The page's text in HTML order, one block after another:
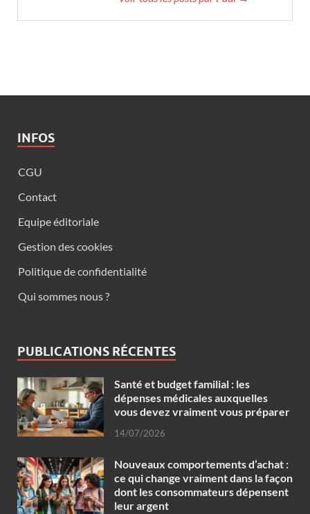
INFOS
CGU
Contact
Equipe éditoriale
Gestion des cookies
Politique de confidentialité
Qui sommes nous ?
PUBLICATIONS RÉCENTES
Santé et budget familial : les
dépenses médicales auxquelles
vous devez vraiment vous préparer
14/07/2026
Nouveaux comportements d’achat :
ce qui change vraiment dans la façon
dont les consommateurs dépensent
leur argent